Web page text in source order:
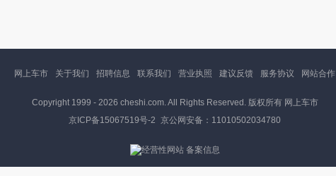
网上车市 关于我们 招聘信息 联系我们 营业执照 建议反馈 服务协议 网站合作
Copyright 1999 - 2026 cheshi.com. All Rights Reserved. 版权所有 网上车市
京ICP备15067519号-2 京公网安备：11010502034780